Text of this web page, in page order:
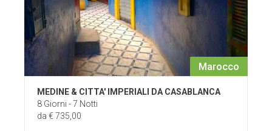
Marocco
MEDINE & CITTA' IMPERIALI DA CASABLANCA
8 Giorni - 7 Notti
da € 735,00